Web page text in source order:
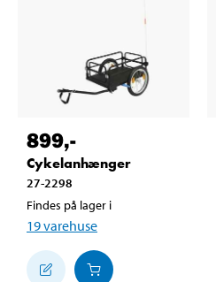
899,-
Cykelanhænger
27-2298
Findes på lager i
19varehuse